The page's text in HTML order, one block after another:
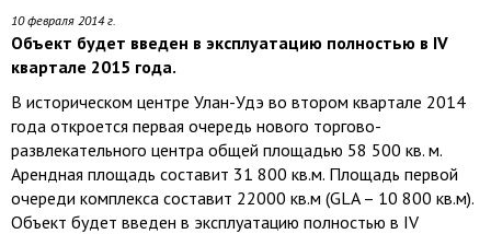
10 февраля 2014 г.
Объект будет введен в эксплуатацию полностью в IV
квартале 2015 года.
В историческом центре Улан-Удэ во втором квартале 2014
года откроется первая очередь нового торгово-
развлекательного центра общей площадью 58 500 кв. м.
Арендная площадь составит 31 800 кв.м. Площадь первой
очереди комплекса составит 22000 кв.м (GLA – 10 800 кв.м).
Объект будет введен в эксплуатацию полностью в IV